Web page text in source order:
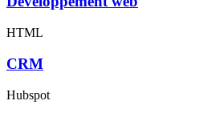
HTML
CRM
Hubspot